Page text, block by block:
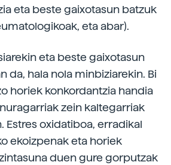
eta beste gaixotasun batzuk
eta abar).
eta beste gaixotasun
da, hala nola minbiziarekin. Bi
horiek konkordantzia handia
zein kaltegarriak
Estres oxidatiboa, erradikal
ekoizpenak eta horiek
duen gure gorputzak